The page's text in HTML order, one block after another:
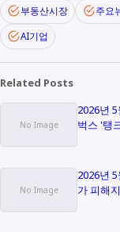
부동산시장
주요
AI기업
Related Posts
2026년
벅스 '탱
2026년
가 피해